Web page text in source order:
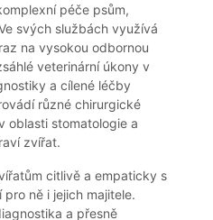
péče psům,
svých službách využívá
na vysokou odbornou
veterinární úkony v
a cílené léčby
různé chirurgické
oblasti stomatologie a
zvířat.
citlivě a empaticky s
ně i jejich majitele.
a přesně